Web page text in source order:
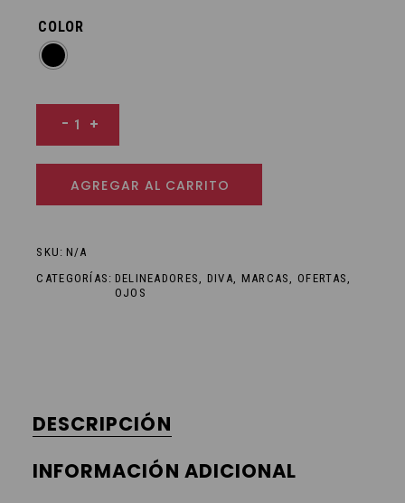
COLOR
Diva - Delineador Líquido cantidad
- +
AGREGAR AL CARRITO
SKU: N/A
CATEGORÍAS: DELINEADORES DIVA MARCAS ,OFERTAS
OJOS
DESCRIPCIÓN
INFORMACIÓN ADICIONAL